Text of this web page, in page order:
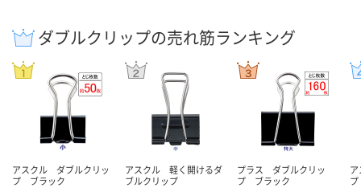
ダブルクリップの売れ筋ランキング
アスクル ダブルクリッ
プ ブラック
アスクル 軽く開けるダ
ブルクリップ
プラス ダブルクリッ
プ ブラック